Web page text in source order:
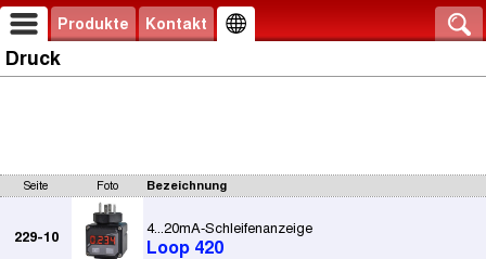
Produkte Kontakt
Druck
Seite Foto Bezeichnung
229-10
4...20mA-Schleifenanzeige
Loop 420